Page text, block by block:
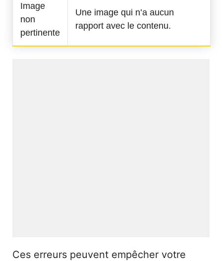
Image
non
pertinente
Une image qui n’a aucun
rapport avec le contenu.
Ces erreurs peuvent empêcher votre